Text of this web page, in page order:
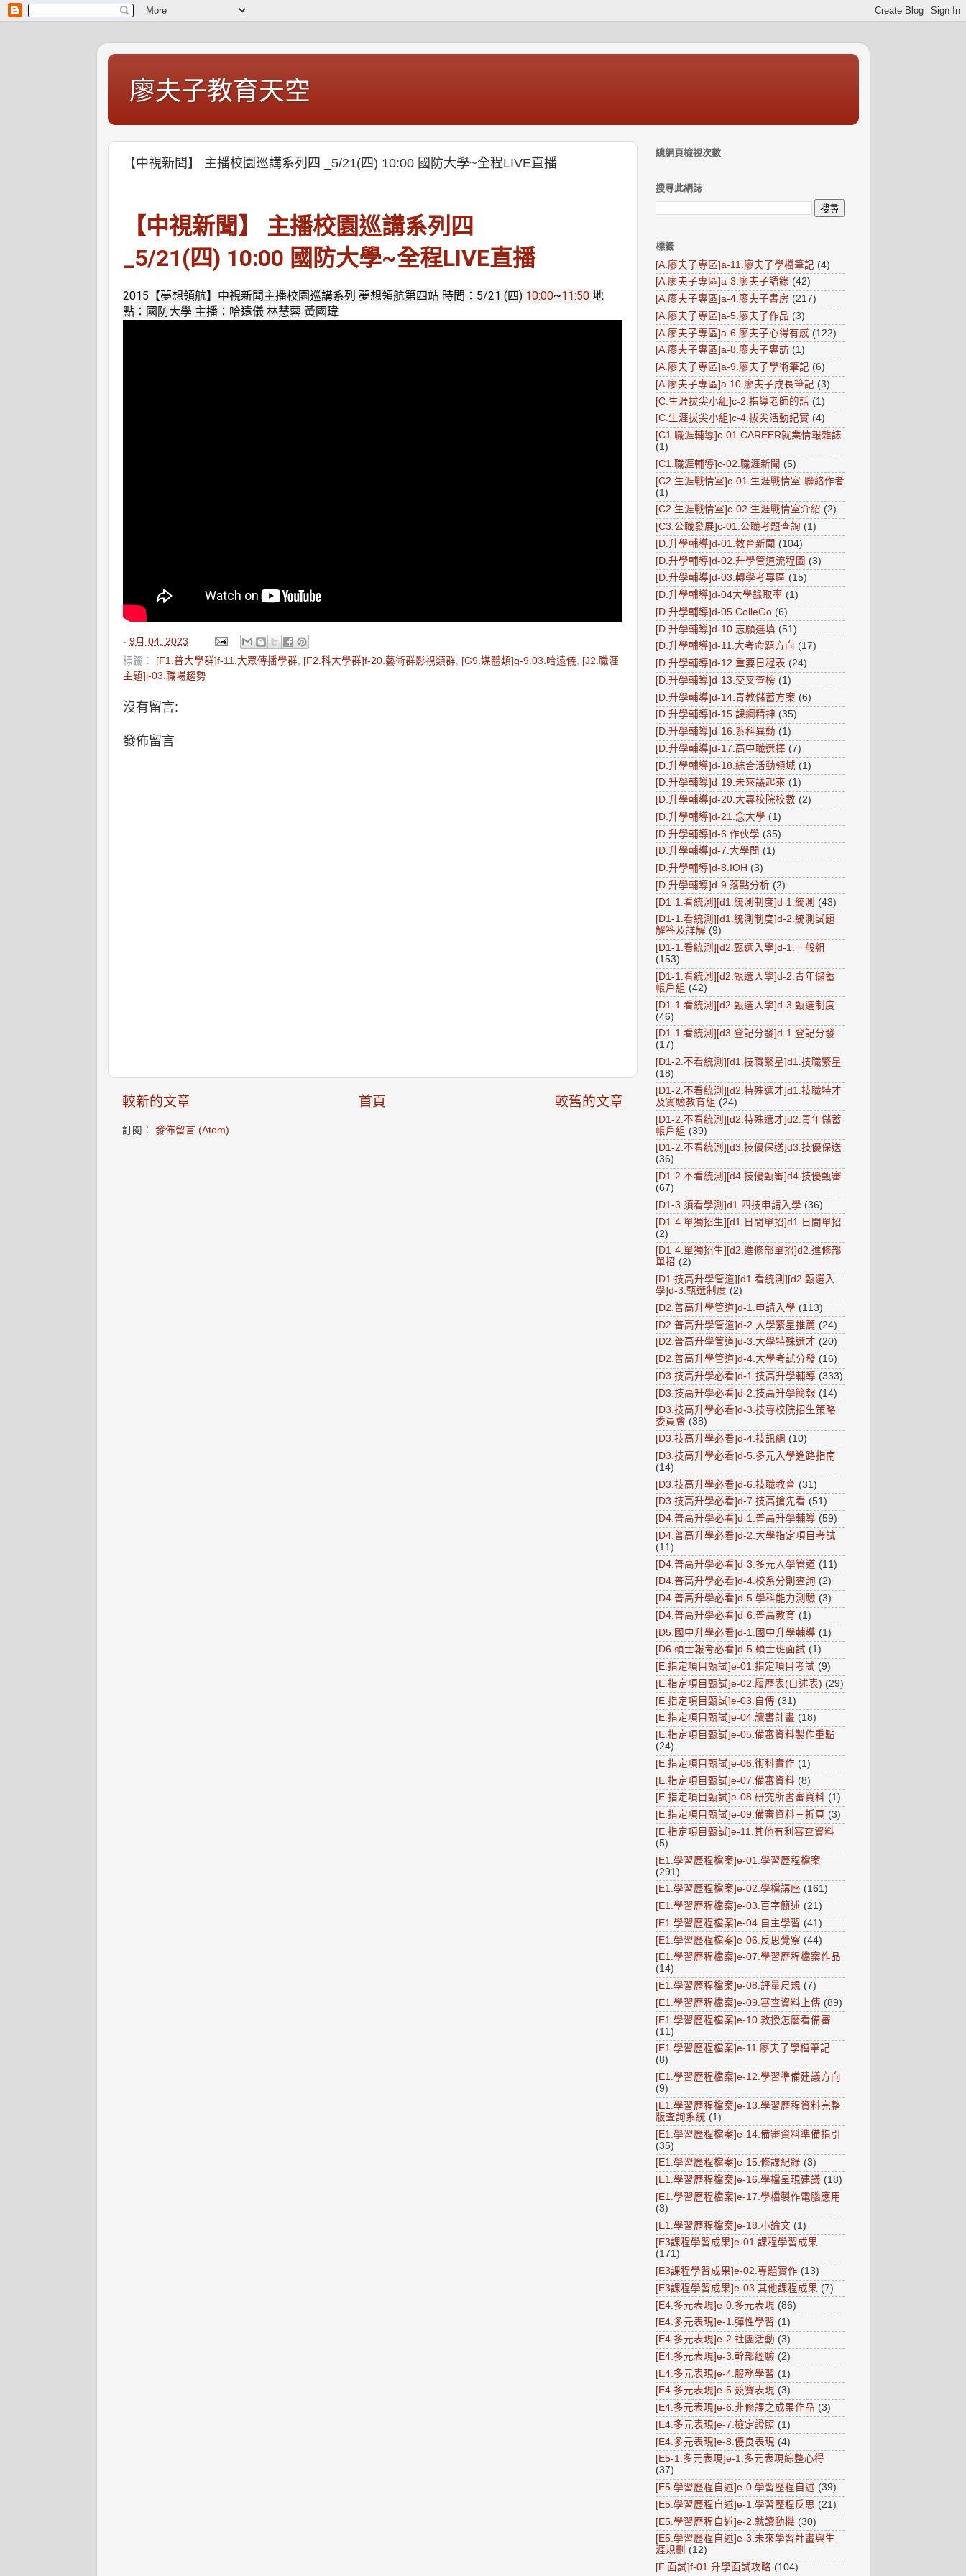
廖夫子教育天空
【中視新聞】 主播校園巡講系列四 _5/21(四) 10:00 國防大學~全程LIVE直播
【中視新聞】 主播校園巡講系列四
_5/21(四) 10:00 國防大學~全程LIVE直播
2015【夢想領航】中視新聞主播校園巡講系列 夢想領航第四站 時間：5/21 (四) 10:00~11:50地
點：國防大學 主播：哈遠儀 林慧蓉 黃國瑋
- 9月 04, 2023
標籤：
[F1.普大學群]f-11.大眾傳播學群, [F2.科大學群]f-20.藝術群影視類群, [G9.媒體類]g-9.03.哈遠儀, [J2.職涯
主題]j-03.職場趨勢
沒有留言:
發佈留言
較新的文章 較舊的文章
首頁
訂閱： 發佈留言 (Atom)
總網頁檢視次數
搜尋此網誌
標籤
[A.廖夫子專區]a-11.廖夫子學檔筆記 (4)
[A.廖夫子專區]a-3.廖夫子語錄 (42)
[A.廖夫子專區]a-4.廖夫子書房 (217)
[A.廖夫子專區]a-5.廖夫子作品 (3)
[A.廖夫子專區]a-6.廖夫子心得有感 (122)
[A.廖夫子專區]a-8.廖夫子專訪 (1)
[A.廖夫子專區]a-9.廖夫子學術筆記 (6)
[A.廖夫子專區]a.10.廖夫子成長筆記 (3)
[C.生涯拔尖小組]c-2.指導老師的話 (1)
[C.生涯拔尖小組]c-4.拔尖活動紀實 (4)
[C1.職涯輔導]c-01.CAREER就業情報雜誌
(1)
[C1.職涯輔導]c-02.職涯新聞 (5)
[C2.生涯戰情室]c-01.生涯戰情室-聯絡作者
(1)
[C2.生涯戰情室]c-02.生涯戰情室介紹 (2)
[C3.公職發展]c-01.公職考題查詢 (1)
[D.升學輔導]d-01.教育新聞 (104)
[D.升學輔導]d-02.升學管道流程圖 (3)
[D.升學輔導]d-03.轉學考專區 (15)
[D.升學輔導]d-04大學錄取率 (1)
[D.升學輔導]d-05.ColleGo (6)
[D.升學輔導]d-10.志願選填 (51)
[D.升學輔導]d-11.大考命題方向 (17)
[D.升學輔導]d-12.重要日程表 (24)
[D.升學輔導]d-13.交叉查榜 (1)
[D.升學輔導]d-14.青教儲蓄方案 (6)
[D.升學輔導]d-15.課綱精神 (35)
[D.升學輔導]d-16.系科異動 (1)
[D.升學輔導]d-17.高中職選擇 (7)
[D.升學輔導]d-18.綜合活動領域 (1)
[D.升學輔導]d-19.未來議起來 (1)
[D.升學輔導]d-20.大專校院校數 (2)
[D.升學輔導]d-21.念大學 (1)
[D.升學輔導]d-6.作伙學 (35)
[D.升學輔導]d-7.大學問 (1)
[D.升學輔導]d-8.IOH (3)
[D.升學輔導]d-9.落點分析 (2)
[D1-1.看統測][d1.統測制度]d-1.統測 (43)
[D1-1.看統測][d1.統測制度]d-2.統測試題
解答及詳解 (9)
[D1-1.看統測][d2.甄選入學]d-1.一般組
(153)
[D1-1.看統測][d2.甄選入學]d-2.青年儲蓄
帳戶組 (42)
[D1-1.看統測][d2.甄選入學]d-3.甄選制度
(46)
[D1-1.看統測][d3.登記分發]d-1.登記分發
(17)
[D1-2.不看統測][d1.技職繁星]d1.技職繁星
(18)
[D1-2.不看統測][d2.特殊選才]d1.技職特才
及實驗教育組 (24)
[D1-2.不看統測][d2.特殊選才]d2.青年儲蓄
帳戶組 (39)
[D1-2.不看統測][d3.技優保送]d3.技優保送
(36)
[D1-2.不看統測][d4.技優甄審]d4.技優甄審
(67)
[D1-3.須看學測]d1.四技申請入學 (36)
[D1-4.單獨招生][d1.日間單招]d1.日間單招
(2)
[D1-4.單獨招生][d2.進修部單招]d2.進修部
單招 (2)
[D1.技高升學管道][d1.看統測][d2.甄選入
學]d-3.甄選制度 (2)
[D2.普高升學管道]d-1.申請入學 (113)
[D2.普高升學管道]d-2.大學繁星推薦 (24)
[D2.普高升學管道]d-3.大學特殊選才 (20)
[D2.普高升學管道]d-4.大學考試分發 (16)
[D3.技高升學必看]d-1.技高升學輔導 (333)
[D3.技高升學必看]d-2.技高升學簡報 (14)
[D3.技高升學必看]d-3.技專校院招生策略
委員會 (38)
[D3.技高升學必看]d-4.技訊網 (10)
[D3.技高升學必看]d-5.多元入學進路指南
(14)
[D3.技高升學必看]d-6.技職教育 (31)
[D3.技高升學必看]d-7.技高搶先看 (51)
[D4.普高升學必看]d-1.普高升學輔導 (59)
[D4.普高升學必看]d-2.大學指定項目考試
(11)
[D4.普高升學必看]d-3.多元入學管道 (11)
[D4.普高升學必看]d-4.校系分則查詢 (2)
[D4.普高升學必看]d-5.學科能力測驗 (3)
[D4.普高升學必看]d-6.普高教育 (1)
[D5.國中升學必看]d-1.國中升學輔導 (1)
[D6.碩士報考必看]d-5.碩士班面試 (1)
[E.指定項目甄試]e-01.指定項目考試 (9)
[E.指定項目甄試]e-02.履歷表(自述表) (29)
[E.指定項目甄試]e-03.自傳 (31)
[E.指定項目甄試]e-04.讀書計畫 (18)
[E.指定項目甄試]e-05.備審資料製作重點
(24)
[E.指定項目甄試]e-06.術科實作 (1)
[E.指定項目甄試]e-07.備審資料 (8)
[E.指定項目甄試]e-08.研究所書審資料 (1)
[E.指定項目甄試]e-09.備審資料三折頁 (3)
[E.指定項目甄試]e-11.其他有利審查資料
(5)
[E1.學習歷程檔案]e-01.學習歷程檔案
(291)
[E1.學習歷程檔案]e-02.學檔講座 (161)
[E1.學習歷程檔案]e-03.百字簡述 (21)
[E1.學習歷程檔案]e-04.自主學習 (41)
[E1.學習歷程檔案]e-06.反思覺察 (44)
[E1.學習歷程檔案]e-07.學習歷程檔案作品
(14)
[E1.學習歷程檔案]e-08.評量尺規 (7)
[E1.學習歷程檔案]e-09.審查資料上傳 (89)
[E1.學習歷程檔案]e-10.教授怎麼看備審
(11)
[E1.學習歷程檔案]e-11.廖夫子學檔筆記
(8)
[E1.學習歷程檔案]e-12.學習準備建議方向
(9)
[E1.學習歷程檔案]e-13.學習歷程資料完整
版查詢系統 (1)
[E1.學習歷程檔案]e-14.備審資料準備指引
(35)
[E1.學習歷程檔案]e-15.修課紀錄 (3)
[E1.學習歷程檔案]e-16.學檔呈現建議 (18)
[E1.學習歷程檔案]e-17.學檔製作電腦應用
(3)
[E1.學習歷程檔案]e-18.小論文 (1)
[E3課程學習成果]e-01.課程學習成果
(171)
[E3課程學習成果]e-02.專題實作 (13)
[E3課程學習成果]e-03.其他課程成果 (7)
[E4.多元表現]e-0.多元表現 (86)
[E4.多元表現]e-1.彈性學習 (1)
[E4.多元表現]e-2.社團活動 (3)
[E4.多元表現]e-3.幹部經驗 (2)
[E4.多元表現]e-4.服務學習 (1)
[E4.多元表現]e-5.競賽表現 (3)
[E4.多元表現]e-6.非修課之成果作品 (3)
[E4.多元表現]e-7.檢定證照 (1)
[E4.多元表現]e-8.優良表現 (4)
[E5-1.多元表現]e-1.多元表現綜整心得
(37)
[E5.學習歷程自述]e-0.學習歷程自述 (39)
[E5.學習歷程自述]e-1.學習歷程反思 (21)
[E5.學習歷程自述]e-2.就讀動機 (30)
[E5.學習歷程自述]e-3.未來學習計畫與生
涯規劃 (12)
[F.面試]f-01.升學面試攻略 (104)